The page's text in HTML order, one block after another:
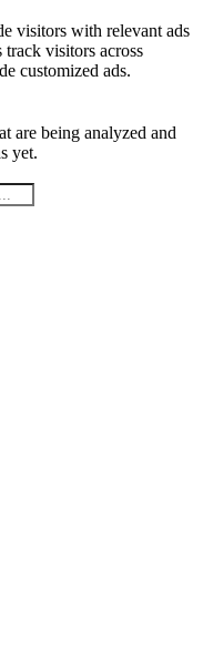
visitors with relevant ads
track visitors across
customized ads.
are being analyzed and
yet.